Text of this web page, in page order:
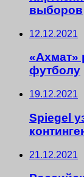
выборов
12.12.2021
«Ахмат»
футболу
19.12.2021
Spiegel
21.12.2021